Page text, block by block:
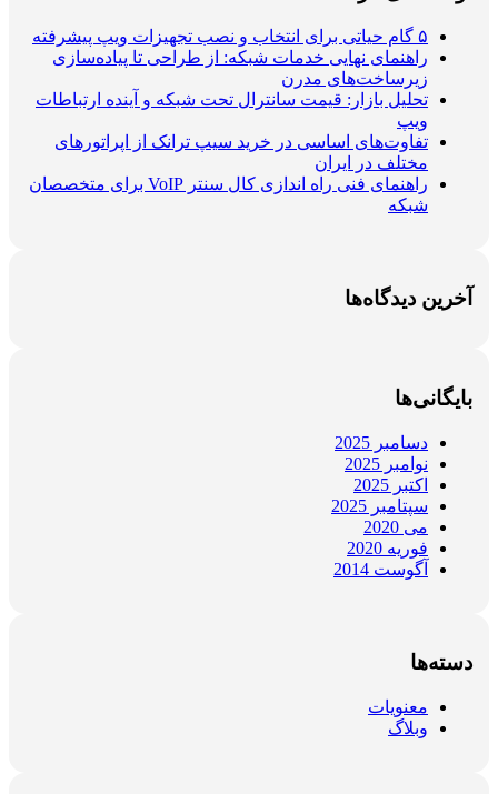
۵ گام حیاتی برای انتخاب و نصب تجهیزات ویپ پیشرفته
راهنمای نهایی خدمات شبکه: از طراحی تا پیاده‌سازی
زیرساخت‌های مدرن
تحلیل بازار: قیمت سانترال تحت شبکه و آینده ارتباطات
ویپ
تفاوت‌های اساسی در خرید سیپ ترانک از اپراتورهای
مختلف در ایران
راهنمای فنی راه اندازی کال سنتر VoIP برای متخصصان
شبکه
آخرین دیدگاه‌ها
بایگانی‌ها
دسامبر 2025
نوامبر 2025
اکتبر 2025
سپتامبر 2025
می 2020
فوریه 2020
آگوست 2014
دسته‌ها
معنویات
وبلاگ